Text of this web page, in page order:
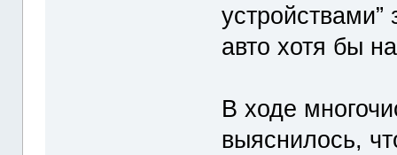
устройствами”
авто хотя бы
В ходе
выяснилось,